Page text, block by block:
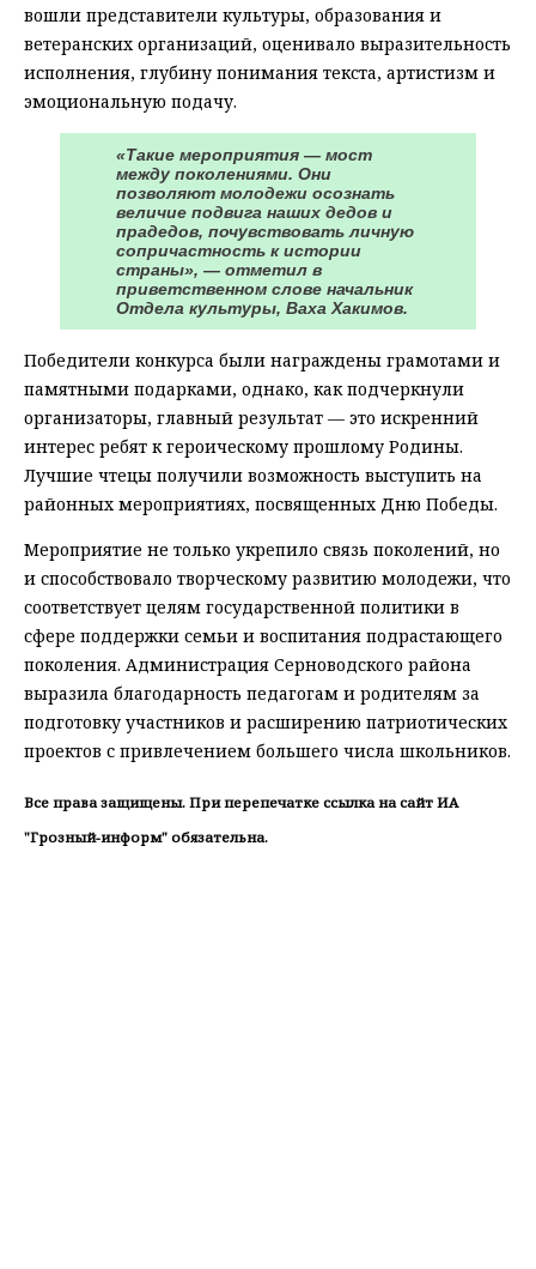
вошли представители культуры, образования и
ветеранских организаций, оценивало выразительность
исполнения, глубину понимания текста, артистизм и
эмоциональную подачу.
«Такие мероприятия — мост
между поколениями. Они
позволяют молодежи осознать
величие подвига наших дедов и
прадедов, почувствовать личную
сопричастность к истории
страны», — отметил в
приветственном слове начальник
Отдела культуры, Ваха Хакимов.
Победители конкурса были награждены грамотами и
памятными подарками, однако, как подчеркнули
организаторы, главный результат — это искренний
интерес ребят к героическому прошлому Родины.
Лучшие чтецы получили возможность выступить на
районных мероприятиях, посвященных Дню Победы.
Мероприятие не только укрепило связь поколений, но
и способствовало творческому развитию молодежи, что
соответствует целям государственной политики в
сфере поддержки семьи и воспитания подрастающего
поколения. Администрация Серноводского района
выразила благодарность педагогам и родителям за
подготовку участников и расширению патриотических
проектов с привлечением большего числа школьников.
Все права защищены. При перепечатке ссылка на сайт ИА
"Грозный-информ" обязательна.